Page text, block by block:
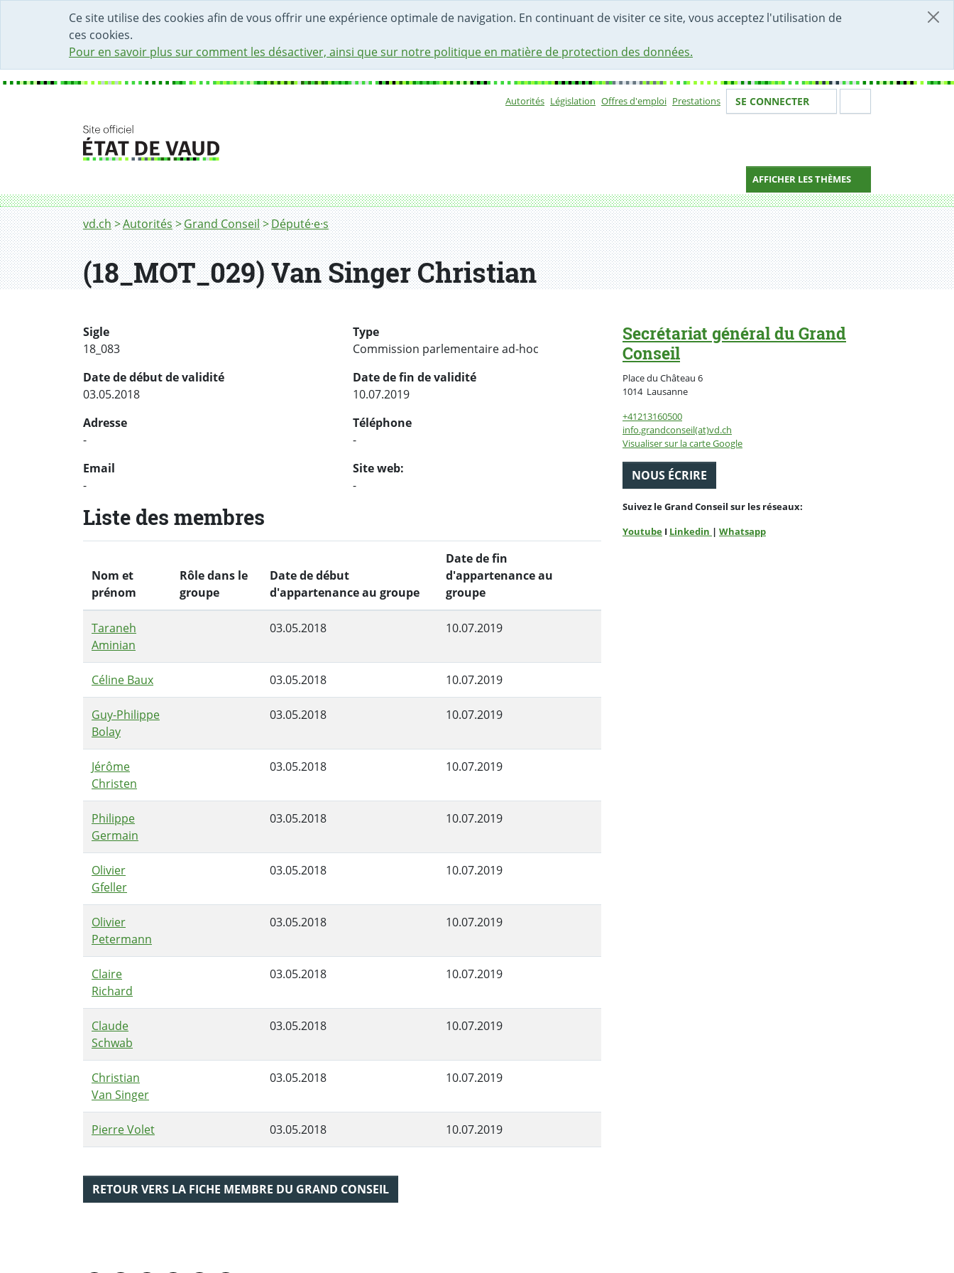
Ce site utilise des cookies afin de vous offrir une expérience optimale de navigation. En continuant de visiter ce site, vous acceptez l'utilisation de
ces cookies.
Pour en savoir plus sur comment les désactiver, ainsi que sur notre politique en matière de protection des données.
DÉBUT DU CONTENU DE LA PAGE
ACCÈS AU CHAMP DE RECHERCHE
PAGE D'ACCUEIL
FORMULAIRE DE CONTACT
Autorités Législation Offres d'emploi Prestations Votre identité
SE CONNECTER
AFFICHER LES THÈMES
Fil d'Ariane
vd.ch Autorités Grand Conseil Député·e·s
(18_MOT_029) Van Singer Christian
Sigle
18_083
Type
Commission parlementaire ad-hoc
Date de début de validité
03.05.2018
Date de fin de validité
10.07.2019
Adresse
-
Téléphone
-
Email
-
Site web:
-
Liste des membres
Nom et
prénom
Rôle dans le
groupe
Date de début
d'appartenance au groupe
Date de fin
d'appartenance au
groupe
Taraneh
Aminian
03.05.2018 10.07.2019
Céline Baux 03.05.2018 10.07.2019
Guy-Philippe
Bolay
03.05.2018 10.07.2019
Jérôme
Christen
03.05.2018 10.07.2019
Philippe
Germain
03.05.2018 10.07.2019
Olivier
Gfeller
03.05.2018 10.07.2019
Olivier
Petermann
03.05.2018 10.07.2019
Claire
Richard
03.05.2018 10.07.2019
Claude
Schwab
03.05.2018 10.07.2019
Christian
Van Singer
03.05.2018 10.07.2019
Pierre Volet 03.05.2018 10.07.2019
RETOUR VERS LA FICHE MEMBRE DU GRAND CONSEIL
Secrétariat général du Grand
Conseil
Place du Château 6
1014 LausanneSuisse
+41213160500
info.grandconseil(at)vd.ch
Visualiser sur la carte Google
NOUS ÉCRIRE
Suivez le Grand Conseil sur les réseaux:
Youtube I Linkedin | Whatsapp